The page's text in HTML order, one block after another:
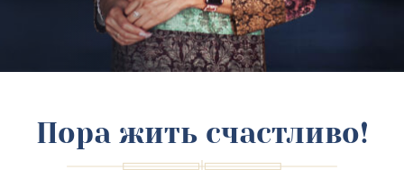
Пора жить счастливо!